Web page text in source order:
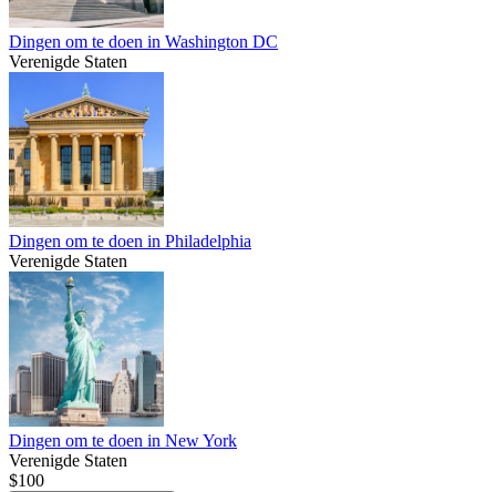
Dingen om te doen in Washington DC
Verenigde Staten
Dingen om te doen in Philadelphia
Verenigde Staten
Dingen om te doen in New York
Verenigde Staten
$100